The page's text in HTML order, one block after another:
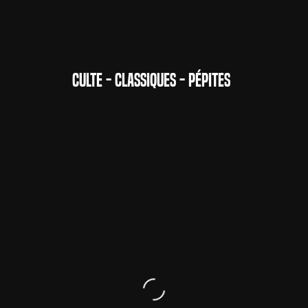
CULTE - CLASSIQUES - PÉPITES